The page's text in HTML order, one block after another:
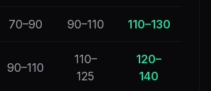
70–90 90–110 110–130
90–110
110–
125
120–
140